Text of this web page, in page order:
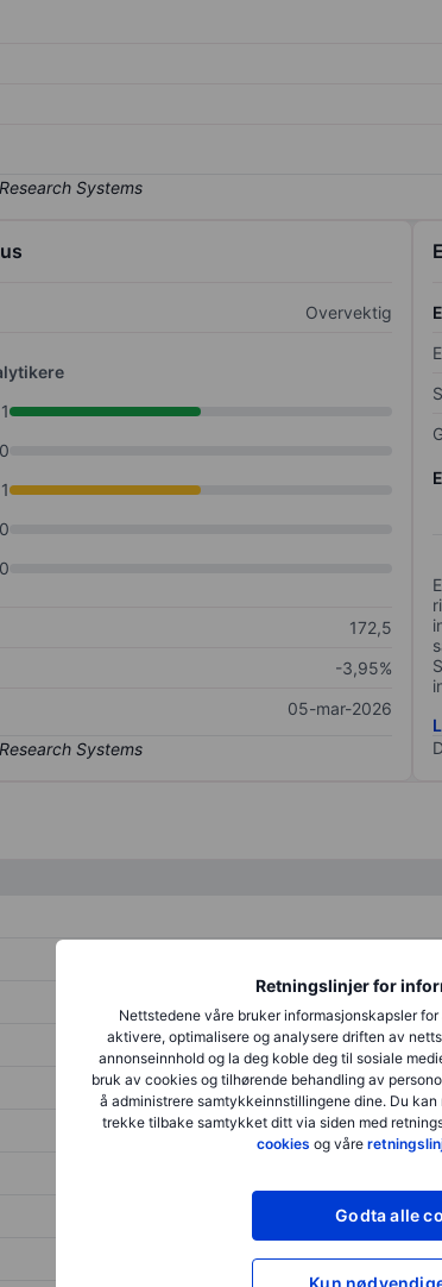
Retningslinjer for
Nettstedene våre bruker informasjonskapsler
aktivere, optimalisere og analysere driften av
annonseinnhold og la deg koble deg til sosiale
bruk av cookies og tilhørende behandling av
å administrere samtykkeinnstillingene dine. Du
trekke tilbake samtykket ditt via siden med
cookies og våre
Godta alle
Kun
Overvektig
1
0
1
0
0
172,5
-3,95%
05-mar-2026